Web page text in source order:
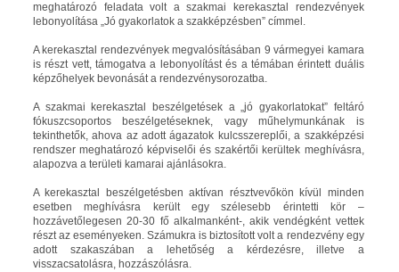
meghatározó feladata volt a szakmai kerekasztal rendezvények
lebonyolítása „Jó gyakorlatok a szakképzésben” címmel.
A kerekasztal rendezvények megvalósításában 9 vármegyei kamara
is részt vett, támogatva a lebonyolítást és a témában érintett duális
képzőhelyek bevonását a rendezvénysorozatba.
A szakmai kerekasztal beszélgetések a „jó gyakorlatokat” feltáró
fókuszcsoportos beszélgetéseknek, vagy műhelymunkának is
tekinthetők, ahova az adott ágazatok kulcsszereplői, a szakképzési
rendszer meghatározó képviselői és szakértői kerültek meghívásra,
alapozva a területi kamarai ajánlásokra.
A kerekasztal beszélgetésben aktívan résztvevőkön kívül minden
esetben meghívásra került egy szélesebb érintetti kör –
hozzávetőlegesen 20-30 fő alkalmanként-, akik vendégként vettek
részt az eseményeken. Számukra is biztosított volt a rendezvény egy
adott szakaszában a lehetőség a kérdezésre, illetve a
visszacsatolásra, hozzászólásra.